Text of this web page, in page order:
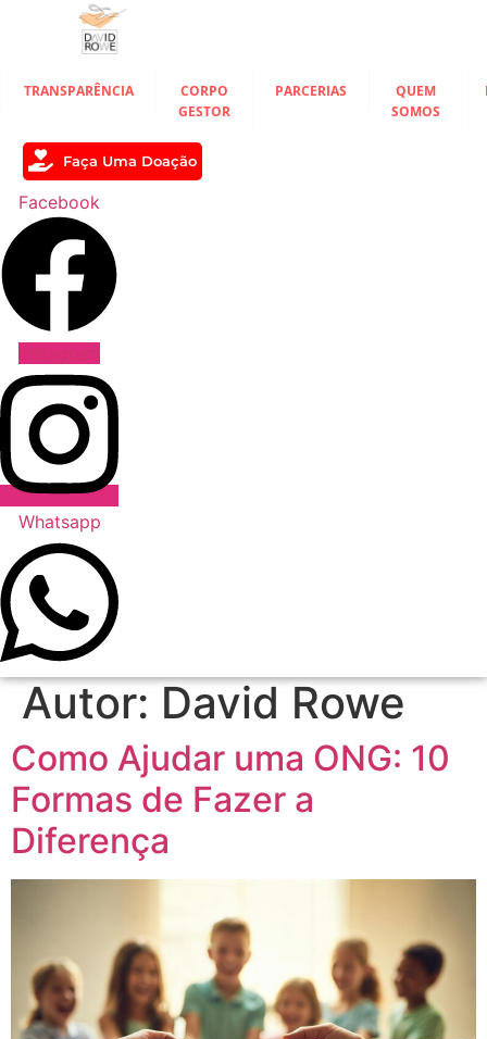
conteúdo
TRANSPARÊNCIA
CORPO
GESTOR
PARCERIAS
QUEM
SOMOS
Faça Uma Doação
Facebook
Whatsapp
Autor: David Rowe
Como Ajudar uma ONG: 10
Formas de Fazer a
Diferença